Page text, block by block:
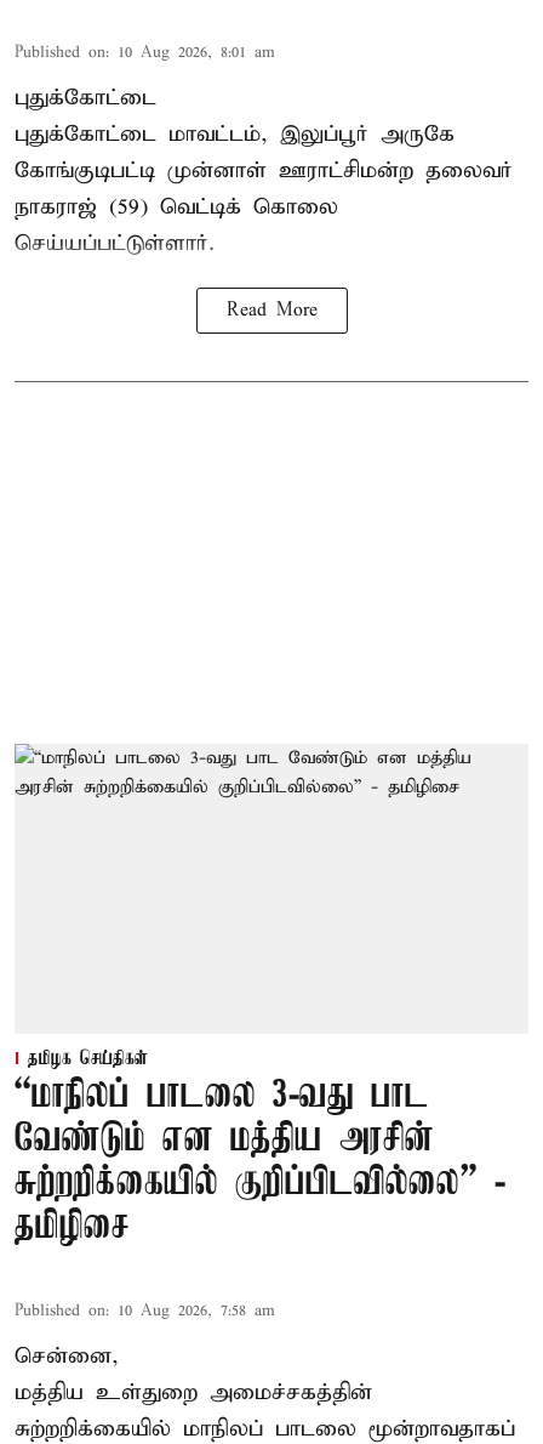
Published on: 10 Aug 2026, 8:01 am
புதுக்கோட்டை
புதுக்கோட்டை மாவட்டம், இலுப்பூர் அருகே
கோங்குடிபட்டி முன்னாள் ஊராட்சிமன்ற தலைவர்
நாகராஜ் (59) வெட்டிக் கொலை
செய்யப்பட்டுள்ளார்.
Read More
தமிழக செய்திகள்
“மாநிலப் பாடலை 3-வது பாட
வேண்டும் என மத்திய அரசின்
சுற்றறிக்கையில் குறிப்பிடவில்லை” -
தமிழிசை
Published on: 10 Aug 2026, 7:58 am
சென்னை,
மத்திய உள்துறை அமைச்சகத்தின்
சுற்றறிக்கையில் மாநிலப் பாடலை மூன்றாவதாகப்